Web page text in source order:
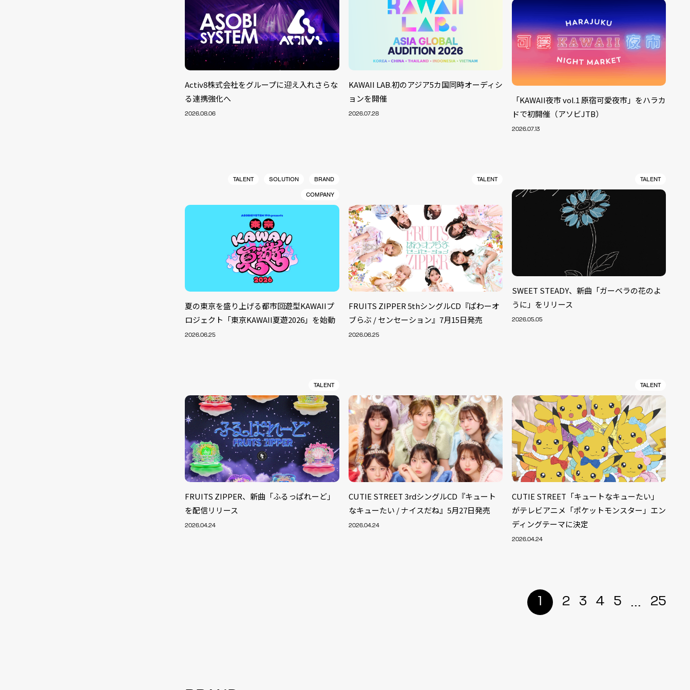
Activ8株式会社をグループに迎え入れさらな
る連携強化へ
2026.08.06
KAWAII LAB.初のアジア5カ国同時オーディシ
ョンを開催
2026.07.28
「KAWAII夜市 vol.1 原宿可愛夜市」をハラカ
ドで初開催（アソビJTB）
2026.07.13
TALENT SOLUTION
BRAND
COMPANY
夏の東京を盛り上げる都市回遊型KAWAIIプ
ロジェクト「東京KAWAII夏遊2026」を始動
2026.06.25
TALENT
FRUITS ZIPPER 5thシングルCD『ぱわーオ
ブらぶ / センセーション』7月15日発売
2026.06.25
TALENT
SWEET STEADY、新曲「ガーベラの花のよ
うに」をリリース
2026.05.05
TALENT
FRUITS ZIPPER、新曲「ふるっぱれーど」
を配信リリース
2026.04.24
CUTIE STREET 3rdシングルCD『キュート
なキューたい / ナイスだね』5月27日発売
2026.04.24
TALENT
CUTIE STREET「キュートなキューたい」
がテレビアニメ「ポケットモンスター」エン
ディングテーマに決定
2026.04.24
1 2 3 4 5 ... 25
NEWS